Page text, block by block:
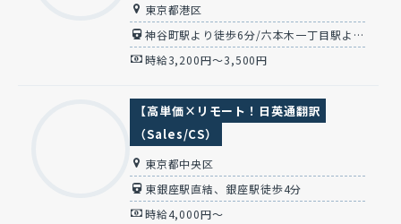
東京都港区
神谷町駅より徒歩6分/六本木一丁目駅より徒歩1分(麻布台officeまたは六本木office)
時給3,200円～3,500円
【高単価×リモート！日英通翻訳
（Sales/CS）
東京都中央区
東銀座駅直結、銀座駅徒歩4分
時給4,000円～